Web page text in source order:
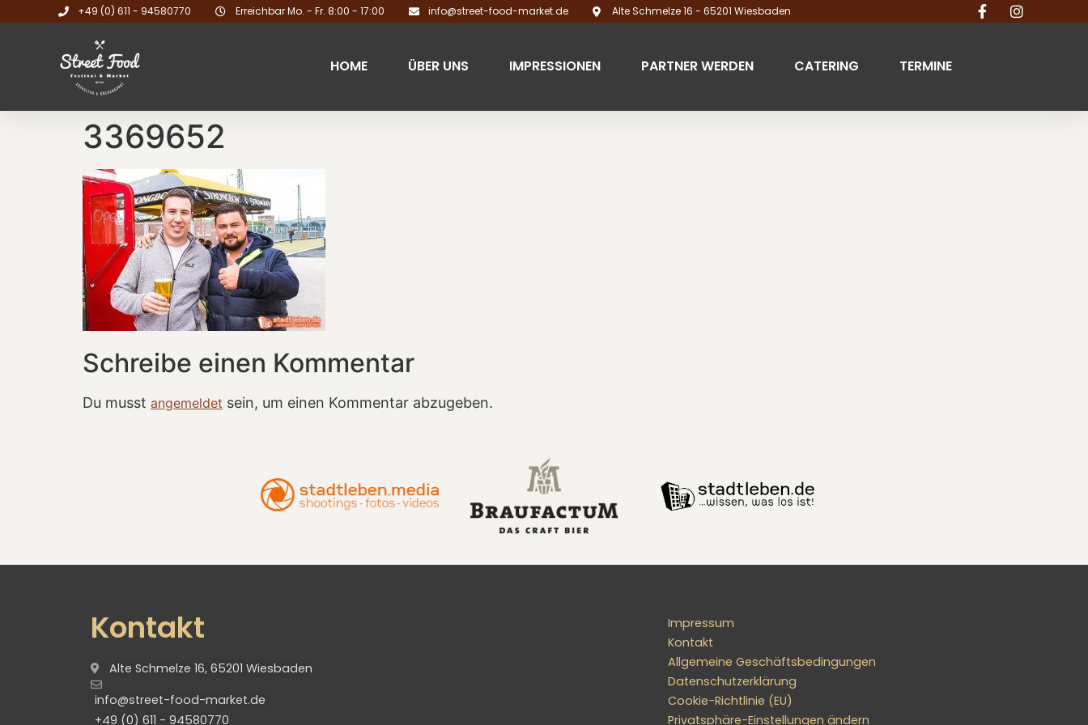
+49 (0) 611 - 94580770 Erreichbar Mo. - Fr. 8:00 - 17:00 info@street-food-market.de Alte Schmelze 16 - 65201 Wiesbaden
HOME ÜBER UNS IMPRESSIONEN PARTNER WERDEN CATERING TERMINE
3369652
Schreibe einen Kommentar
Du musst angemeldet sein, um einen Kommentar abzugeben.
Kontakt
Alte Schmelze 16, 65201 Wiesbaden
info@street-food-market.de
+49 (0) 611 - 94580770
Impressum
Kontakt
Allgemeine Geschäftsbedingungen
Datenschutzerklärung
Cookie-Richtlinie (EU)
Privatsphäre-Einstellungen ändern